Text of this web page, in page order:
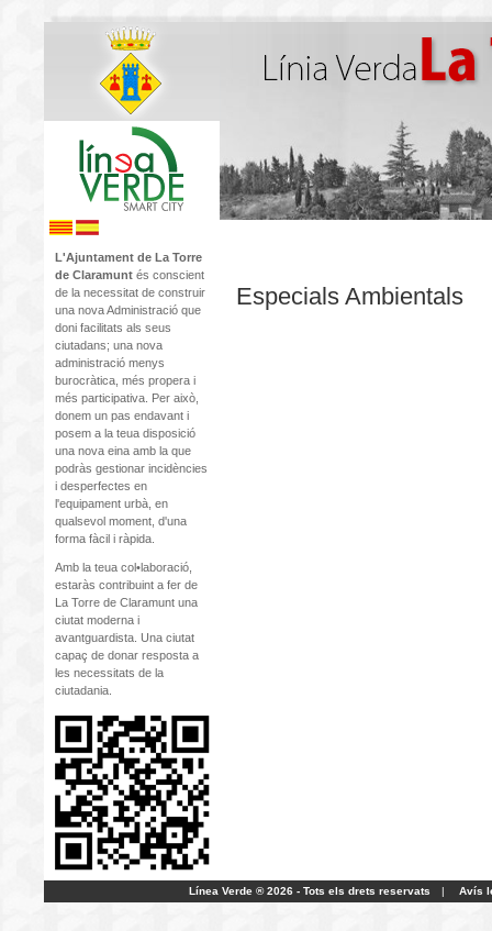
L'Ajuntament de La Torre
de Claramunt és conscient
de la necessitat de construir
una nova Administració que
doni facilitats als seus
ciutadans; una nova
administració menys
burocràtica, més propera i
més participativa. Per això,
donem un pas endavant i
posem a la teua disposició
una nova eina amb la que
podràs gestionar incidències
i desperfectes en
l'equipament urbà, en
qualsevol moment, d'una
forma fàcil i ràpida.
Amb la teua col•laboració,
estaràs contribuint a fer de
La Torre de Claramunt una
ciutat moderna i
avantguardista. Una ciutat
capaç de donar resposta a
les necessitats de la
ciutadania.
Especials Ambientals
Línea Verde ® 2026 - Tots els drets reservats | Avís